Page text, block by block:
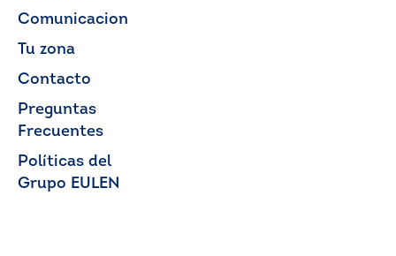
Comunicacion
Tu zona
Contacto
Preguntas
Frecuentes
Políticas del
Grupo EULEN